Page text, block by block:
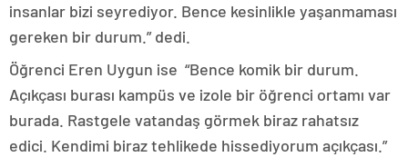
insanlar bizi seyrediyor. Bence kesinlikle yaşanmaması
gereken bir durum.” dedi.
Öğrenci Eren Uygun ise “Bence komik bir durum.
Açıkçası burası kampüs ve izole bir öğrenci ortamı var
burada. Rastgele vatandaş görmek biraz rahatsız
edici. Kendimi biraz tehlikede hissediyorum açıkçası.”